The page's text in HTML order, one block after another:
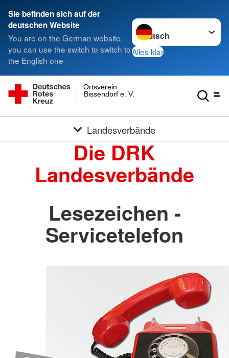
Sie befinden sich auf der
deutschen Website
You are on the German website,
you can use the switch to switch to
the English one
Sprache wechseln zu
Alles klar
Bissendorf e. V.
Ortsverein
Landesverbände
Die DRK
Landesverbände
Lesezeichen -
Servicetelefon